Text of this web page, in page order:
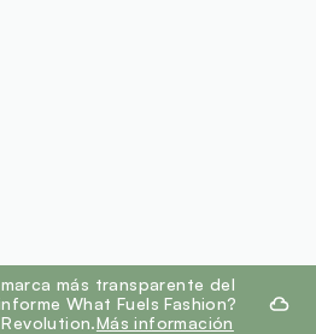
más transparente del
What Fuels Fashion?
Más información